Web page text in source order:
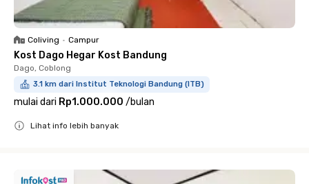
Coliving • Campur
Kost Dago Hegar Kost Bandung
Dago, Coblong
3.1 km dari Institut Teknologi Bandung (ITB)
mulai dari Rp1.000.000 /bulan
Lihat info lebih banyak